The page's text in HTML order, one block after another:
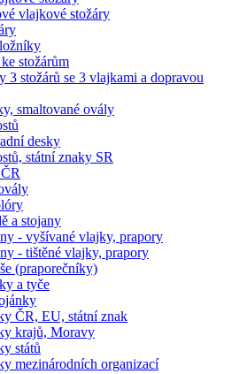
vlajkové stožáry
stožárům
3 stožárů se 3 vlajkami a dopravou
smaltované ovály
desky
státní znaky SR
a stojany
- vyšívané vlajky, prapory
- tištěné vlajky, prapory
(praporečníky)
a tyče
ČR, EU, státní znak
krajů, Moravy
států
mezinárodních organizací